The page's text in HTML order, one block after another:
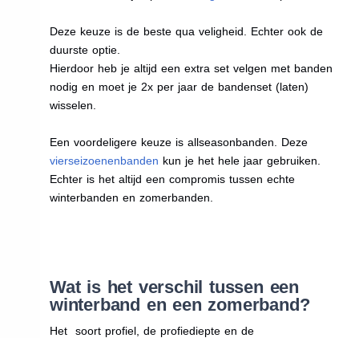
Deze keuze is de beste qua veligheid. Echter ook de
duurste optie.
Hierdoor heb je altijd een extra set velgen met banden
nodig en moet je 2x per jaar de bandenset (laten)
wisselen.
Een voordeligere keuze is allseasonbanden. Deze
vierseizoenenbanden kun je het hele jaar gebruiken.
Echter is het altijd een compromis tussen echte
winterbanden en zomerbanden.
Wat is het verschil tussen een
winterband en een zomerband?
Het soort profiel, de profiediepte en de